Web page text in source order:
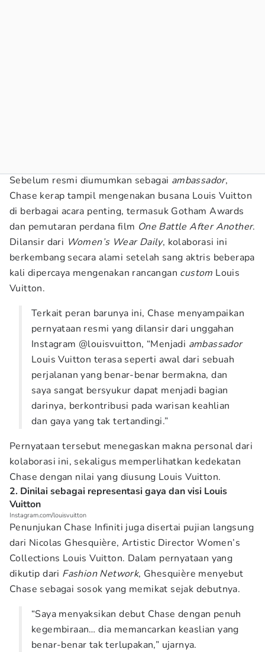
Sebelum resmi diumumkan sebagai ambassador,
Chase kerap tampil mengenakan busana Louis Vuitton
di berbagai acara penting, termasuk Gotham Awards
dan pemutaran perdana film One Battle After Another.
Dilansir dari Women’s Wear Daily, kolaborasi ini
berkembang secara alami setelah sang aktris beberapa
kali dipercaya mengenakan rancangan custom Louis
Vuitton.
Terkait peran barunya ini, Chase menyampaikan
pernyataan resmi yang dilansir dari unggahan
Instagram @louisvuitton, “Menjadi ambassador
Louis Vuitton terasa seperti awal dari sebuah
perjalanan yang benar-benar bermakna, dan
saya sangat bersyukur dapat menjadi bagian
darinya, berkontribusi pada warisan keahlian
dan gaya yang tak tertandingi.”
Pernyataan tersebut menegaskan makna personal dari
kolaborasi ini, sekaligus memperlihatkan kedekatan
Chase dengan nilai yang diusung Louis Vuitton.
2. Dinilai sebagai representasi gaya dan visi Louis
Vuitton
Instagram.com/louisvuitton
Penunjukan Chase Infiniti juga disertai pujian langsung
dari Nicolas Ghesquière, Artistic Director Women’s
Collections Louis Vuitton. Dalam pernyataan yang
dikutip dari Fashion Network, Ghesquière menyebut
Chase sebagai sosok yang memikat sejak debutnya.
“Saya menyaksikan debut Chase dengan penuh
kegembiraan… dia memancarkan keaslian yang
benar-benar tak terlupakan,” ujarnya.